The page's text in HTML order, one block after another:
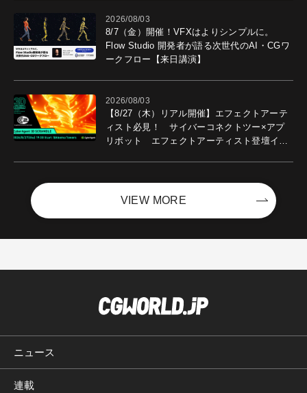
2026/08/03
8/7（金）開催！VFXはよりシンプルに。
Flow Studio 開発者が語る次世代のAI・CGワ
ークフロー【来日講演】
2026/08/03
【8/27（木）リアル開催】エフェクトアーテ
ィスト必見！ サイバーコネクトツー×アプ
リボット エフェクトアーティスト登壇イベ
VIEW MORE
ニュース
連載